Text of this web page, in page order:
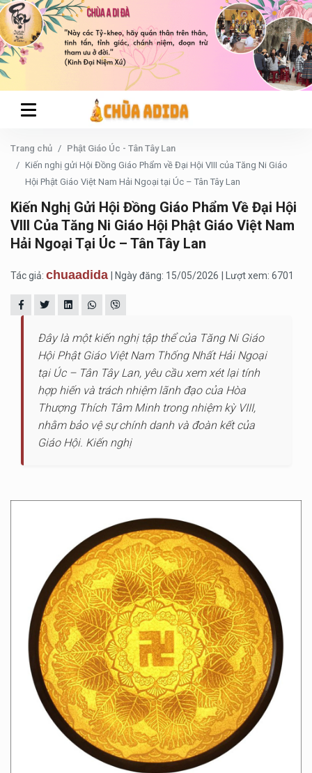
Trang chủ
Phật Giáo Úc - Tân Tây Lan
Kiến nghị gửi Hội Đồng Giáo Phẩm về Đại Hội VIII của Tăng Ni Giáo
Hội Phật Giáo Việt Nam Hải Ngoại tại Úc – Tân Tây Lan
Kiến Nghị Gửi Hội Đồng Giáo Phẩm Về Đại Hội
VIII Của Tăng Ni Giáo Hội Phật Giáo Việt Nam
Hải Ngoại Tại Úc – Tân Tây Lan
Tác giả: chuaadida | Ngày đăng: 15/05/2026 | Lượt xem: 6701
Đây là một kiến nghị tập thể của Tăng Ni Giáo
Hội Phật Giáo Việt Nam Thống Nhất Hải Ngoại
tại Úc – Tân Tây Lan, yêu cầu xem xét lại tính
hợp hiến và trách nhiệm lãnh đạo của Hòa
Thượng Thích Tâm Minh trong nhiệm kỳ VIII,
nhằm bảo vệ sự chính danh và đoàn kết của
Giáo Hội. Kiến nghị